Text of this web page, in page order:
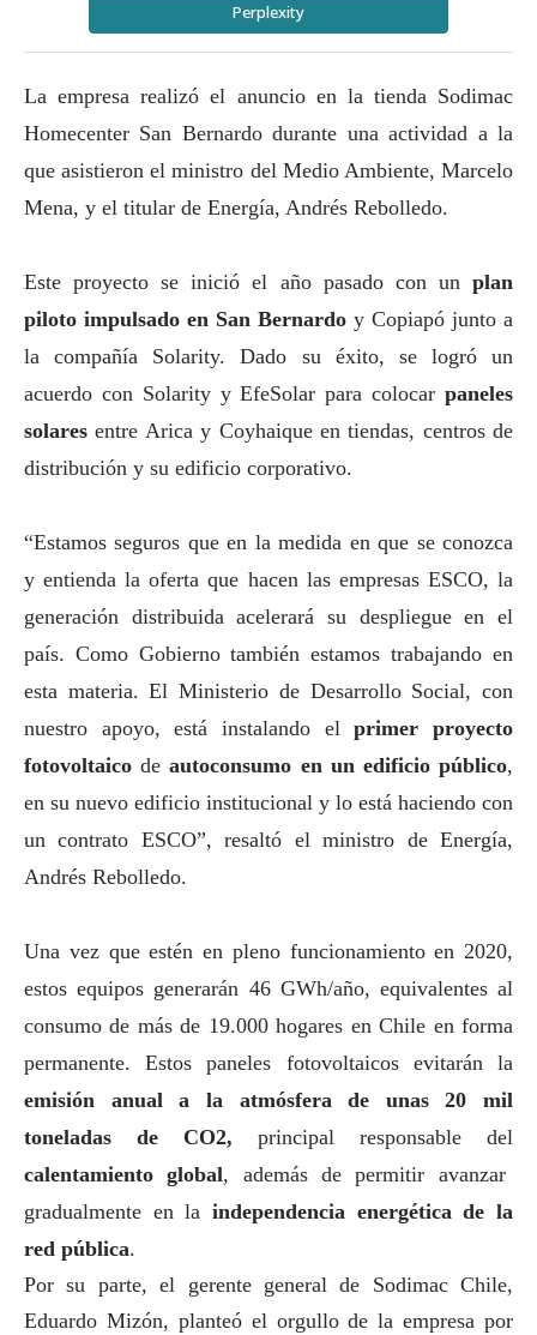
Perplexity
La empresa realizó el anuncio en la tienda Sodimac
Homecenter San Bernardo durante una actividad a la
que asistieron el ministro del Medio Ambiente, Marcelo
Mena, y el titular de Energía, Andrés Rebolledo.
Este proyecto se inició el año pasado con un plan
piloto impulsado en San Bernardo y Copiapó junto a
la compañía Solarity. Dado su éxito, se logró un
acuerdo con Solarity y EfeSolar para colocar paneles
solaresentre Arica y Coyhaique en tiendas, centros de
distribución y su edificio corporativo.
“Estamos seguros que en la medida en que se conozca
y entienda la oferta que hacen las empresas ESCO, la
generación distribuida acelerará su despliegue en el
país. Como Gobierno también estamos trabajando en
esta materia. El Ministerio de Desarrollo Social, con
nuestro apoyo, está instalando elprimer proyecto
fotovoltaicodeautoconsumo en un edificio público,
en su nuevo edificio institucional y lo está haciendo con
un contrato ESCO”, resaltó el ministro de Energía,
Andrés Rebolledo.
Una vez que estén en pleno funcionamiento en 2020,
estos equipos generarán 46 GWh/año, equivalentes al
consumo de más de 19.000 hogares en Chile en forma
permanente. Estos paneles fotovoltaicos evitarán la
emisión anual a la atmósfera de unas 20 mil
toneladas de CO2, principal responsable del
calentamiento global, además de permitir avanzar
gradualmente en la independencia energética de la
red pública.
Por su parte, el gerente general de Sodimac Chile,
Eduardo Mizón, planteó el orgullo de la empresa por